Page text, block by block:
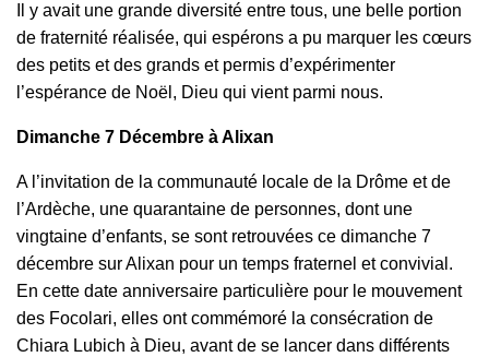
Il y avait une grande diversité entre tous, une belle portion
de fraternité réalisée, qui espérons a pu marquer les cœurs
des petits et des grands et permis d’expérimenter
l’espérance de Noël, Dieu qui vient parmi nous.
Dimanche 7 Décembre à Alixan
A l’invitation de la communauté locale de la Drôme et de
l’Ardèche, une quarantaine de personnes, dont une
vingtaine d’enfants, se sont retrouvées ce dimanche 7
décembre sur Alixan pour un temps fraternel et convivial.
En cette date anniversaire particulière pour le mouvement
des Focolari, elles ont commémoré la consécration de
Chiara Lubich à Dieu, avant de se lancer dans différents